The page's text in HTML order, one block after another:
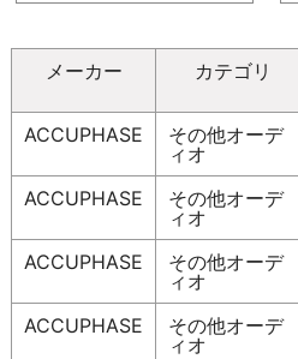
メーカー カテゴリ
ACCUPHASE
その他オーデ
ィオ
ACCUPHASE
その他オーデ
ィオ
ACCUPHASE
その他オーデ
ィオ
ACCUPHASE
その他オーデ
ィオ